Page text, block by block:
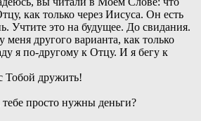
как только через Иисуса. Он есть
Учтите это на будущее. До свидания.
другого варианта, как только
я по-другому к Отцу. И я бегу к
Тобой дружить!
просто нужны деньги?